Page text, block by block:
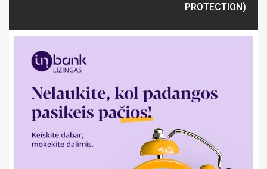
PROTECTION)